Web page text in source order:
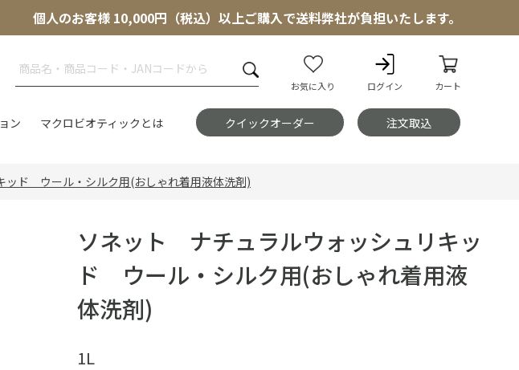
個人のお客様 10,000円（税込）以上ご購入で送料弊社が負担いたします。
お気に入り ログイン カート
ン マクロビオティックとは クイックオーダー 注文取込
ド ウール・シルク用(おしゃれ着用液体洗剤)
ソネット ナチュラルウォッシュリキッ
ド ウール・シルク用(おしゃれ着用液
体洗剤)
1L